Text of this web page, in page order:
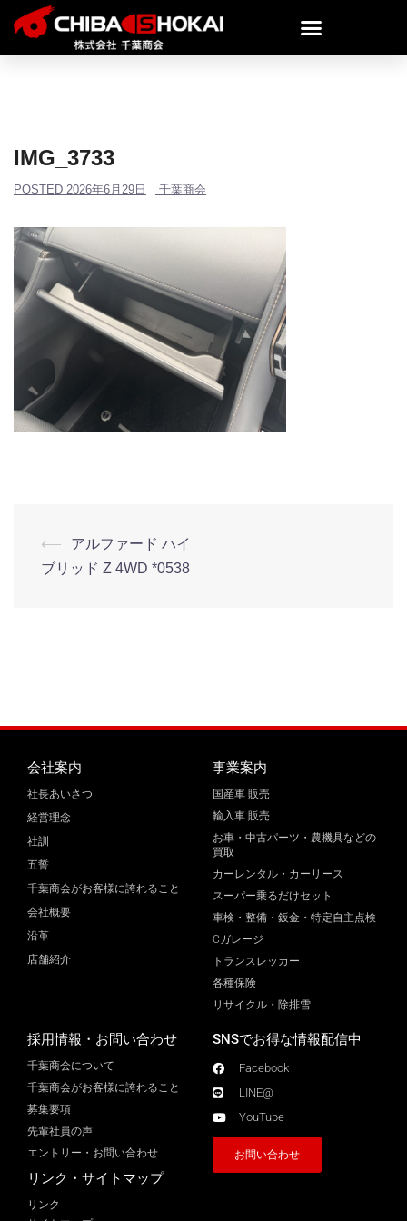
IMG_3733
POSTED 2026年6月29日 千葉商会
⟵
アルファード ハイ
ブリッド Z 4WD *0538
会社案内
社長あいさつ
経営理念
社訓
五誓
千葉商会がお客様に誇れること
会社概要
沿革
店舗紹介
事業案内
国産車 販売
輸入車 販売
お車・中古パーツ・農機具などの
買取
カーレンタル・カーリース
スーパー乗るだけセット
車検・整備・鈑金・特定自主点検
Cガレージ
トランスレッカー
各種保険
リサイクル・除排雪
採用情報・お問い合わせ
千葉商会について
千葉商会がお客様に誇れること​
募集要項
先輩社員の声
エントリー・お問い合わせ
リンク・サイトマップ
リンク
SNSでお得な情報配信中
Facebook
LINE@
YouTube
お問い合わせ